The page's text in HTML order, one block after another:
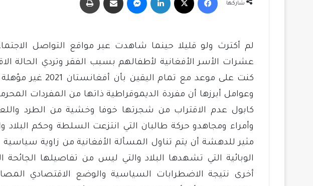
شاركها
لم أكترث ولو قليلا حينما شاهدت عبر مواقع التواصل
عشرات الأسر الأفغانية لأطفالهم بسبب الفقر وتردي الحالة
كنت على موعد مع تمام
وعوامل أبرزها أن مفردة الديموقراطية ذاتها من المفردات
كابول عدم الاقتراب من شجرتها خوفا وخشية من الطرد
وأمراء ومجاهدو حركة طالبان التي انتزعت السلطة وحكم البلاد
مثير للدهشة أن يتم تناول المسألة الأفغانية من زاوية سياسية
أخرى نتيجة الاضطرابات السياسية والوضع الاقتصادي